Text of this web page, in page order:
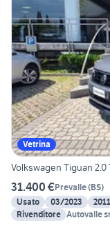
Vetrina
Volkswagen Tiguan 2.0
31.400 €Prevalle(BS)
Usato
03/2023
Rivenditore Autovalle